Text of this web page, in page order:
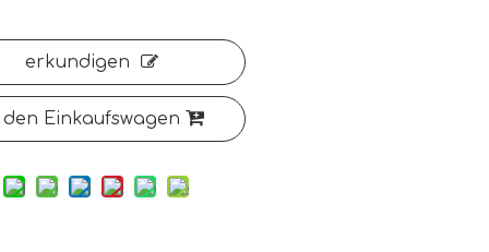
erkundigen
Einkaufswagen